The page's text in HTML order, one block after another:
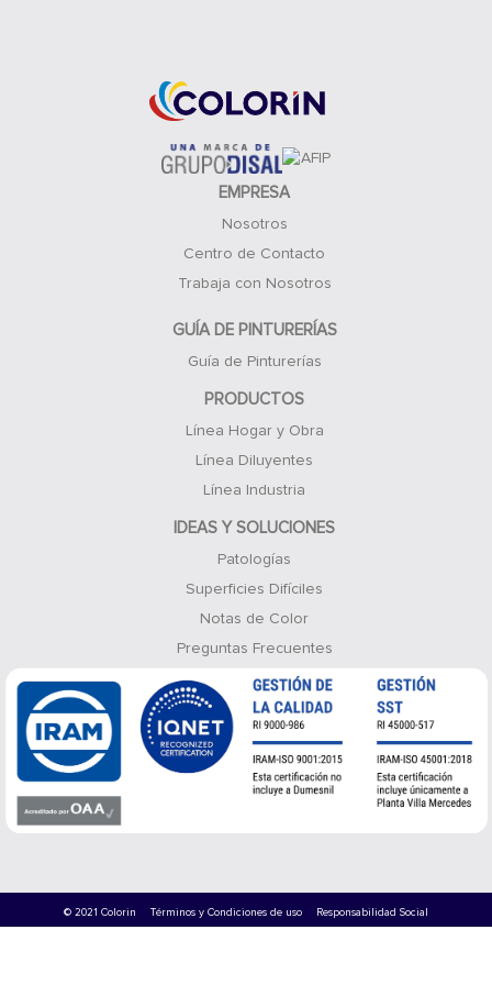
EMPRESA
Nosotros
Centro de Contacto
Trabaja con Nosotros
GUÍA DE PINTURERÍAS
Guía de Pinturerías
PRODUCTOS
Línea Hogar y Obra
Línea Diluyentes
Línea Industria
IDEAS Y SOLUCIONES
Patologías
Superficies Difíciles
Notas de Color
Preguntas Frecuentes
© 2021 Colorin Términos y Condiciones de uso Responsabilidad Social